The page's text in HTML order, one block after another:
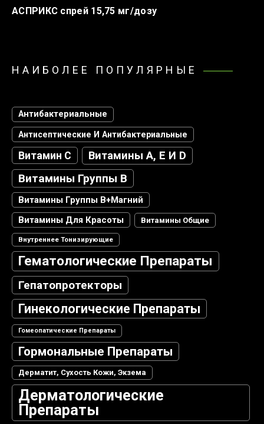
АСПРИКС спрей 15,75 мг/дозу
НАИБОЛЕЕ ПОПУЛЯРНЫЕ
Антибактериальные
Антисептические И Антибактериальные
Витамин С Витамины А, Е И D
Витамины Группы В
Витамины Группы В+магний
Витамины Для Красоты
Витамины Общие
Внутреннее Тонизирующие
Гематологические Препараты
Гепатопротекторы
Гинекологические Препараты
Гомеопатические Препараты
Гормональные Препараты
Дерматит, Сухость Кожи, Экзема
Дерматологические
Препараты